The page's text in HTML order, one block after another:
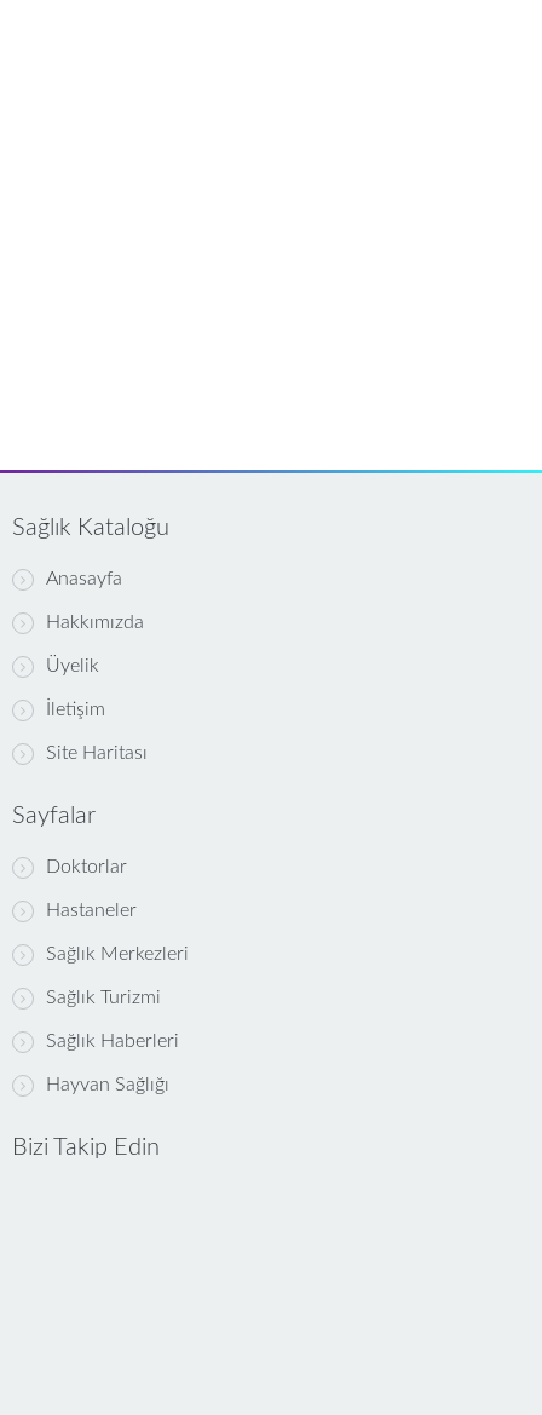
Sağlık Kataloğu
Anasayfa
Hakkımızda
Üyelik
İletişim
Site Haritası
Sayfalar
Doktorlar
Hastaneler
Sağlık Merkezleri
Sağlık Turizmi
Sağlık Haberleri
Hayvan Sağlığı
Bizi Takip Edin